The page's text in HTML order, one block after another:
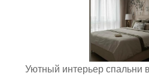
Уютный интерьер спальни